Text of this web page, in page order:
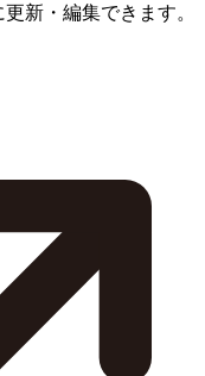
新・編集できます。